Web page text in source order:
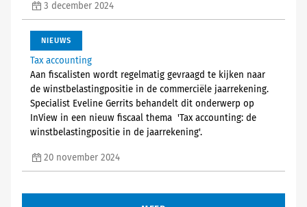
3 december 2024
NIEUWS
Tax accounting
Aan fiscalisten wordt regelmatig gevraagd te kijken naar
de winstbelastingpositie in de commerciële jaarrekening.
Specialist Eveline Gerrits behandelt dit onderwerp op
InView in een nieuw fiscaal thema 'Tax accounting: de
winstbelastingpositie in de jaarrekening'.
20 november 2024